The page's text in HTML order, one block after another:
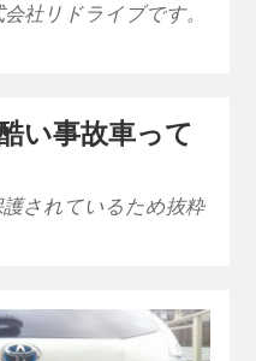
社リドライブです。
い事故車って
されているため抜粋